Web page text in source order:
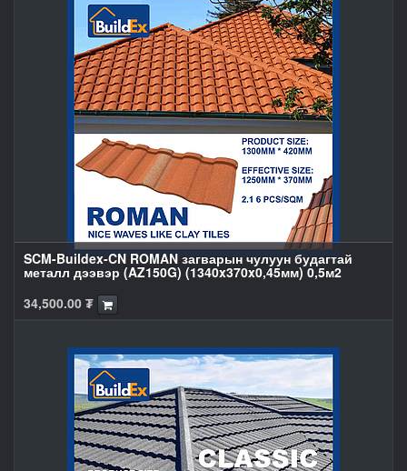
SCM-Buildex-CN ROMAN загварын чулуун будагтай
металл дээвэр (AZ150G) (1340x370x0,45мм) 0,5м2
34,500.00 ₮